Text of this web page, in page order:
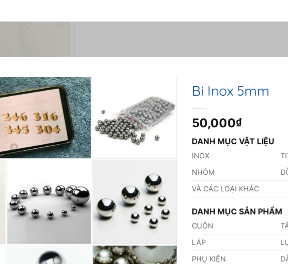
Bi Inox 5mm
50,000₫
DANH MỤC VẬT LIỆU
INOX
NHÔM
VÀ CÁC LOẠI KHÁC
DANH MỤC SẢN PHẨM
CUỘN
LÁP
PHỤ KIỆN